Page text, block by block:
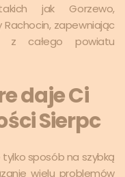
jak Gorzewo,
Rachocin, zapewniając
z całego powiatu
daje Ci
Sierpc
sposób na szybką
wielu problemów